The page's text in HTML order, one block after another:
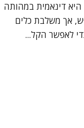
היא דינאמית במהותה
אך משלבת כלים